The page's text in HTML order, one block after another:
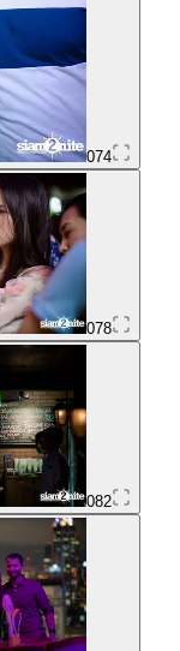
074
078
082